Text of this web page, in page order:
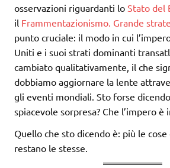
osservazioni riguardanti lo Stato del
il Frammentazionismo. Grande
punto cruciale: il modo in cui
Uniti e i suoi strati dominanti
cambiato qualitativamente, il che
dobbiamo aggiornare la lente
gli eventi mondiali. Sto forse
spiacevole sorpresa? Che l’impero è
Quello che sto dicendo è: più le cose
restano le stesse.